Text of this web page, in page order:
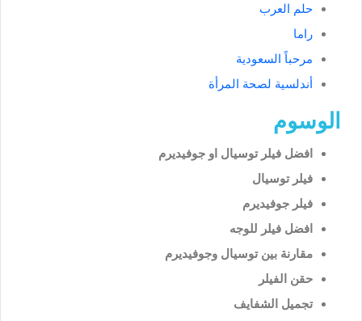
حلم العرب
راما
مرحباً السعودية
أندلسية لصحة المرأة
الوسوم
افضل فيلر توسيال او جوفيديرم
فيلر توسيال
فيلر جوفيديرم
افضل فيلر للوجه
مقارنة بين توسيال وجوفيديرم
حقن الفيلر
تجميل الشفايف